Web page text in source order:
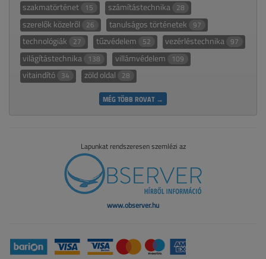
szakmatörténet 15 számítástechnika 28
szerelők közelről 26 tanulságos történetek 97
technológiák 27 tűzvédelem 52 vezérléstechnika 97
világítástechnika 138 villámvédelem 109
vitaindító 34 zöld oldal 28
MÉG TÖBB ROVAT →
Lapunkat rendszeresen szemlézi az
www.observer.hu